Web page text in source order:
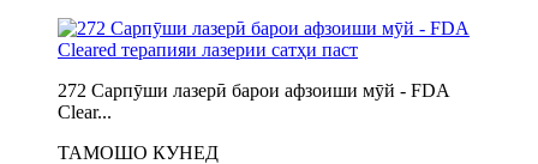
272 Сарпӯши лазерӣ барои афзоиши мӯй - FDA
Clear...
ТАМОШО КУНЕД